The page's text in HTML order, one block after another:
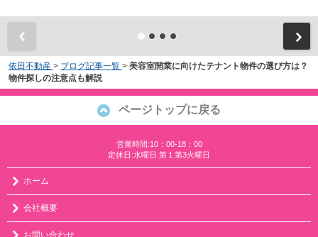
依田不動産 > ブログ記事一覧 > 美容室開業に向けたテナント物件の選び方は？
物件探しの注意点も解説
ページトップに戻る
営業時間:10：00-18：00
定休日:水曜日 第１第3火曜日
ホーム
会社概要